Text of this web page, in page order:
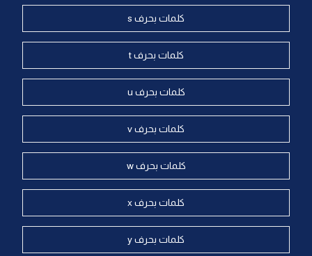
كلمات بحرف s
كلمات بحرف t
كلمات بحرف u
كلمات بحرف v
كلمات بحرف w
كلمات بحرف x
كلمات بحرف y